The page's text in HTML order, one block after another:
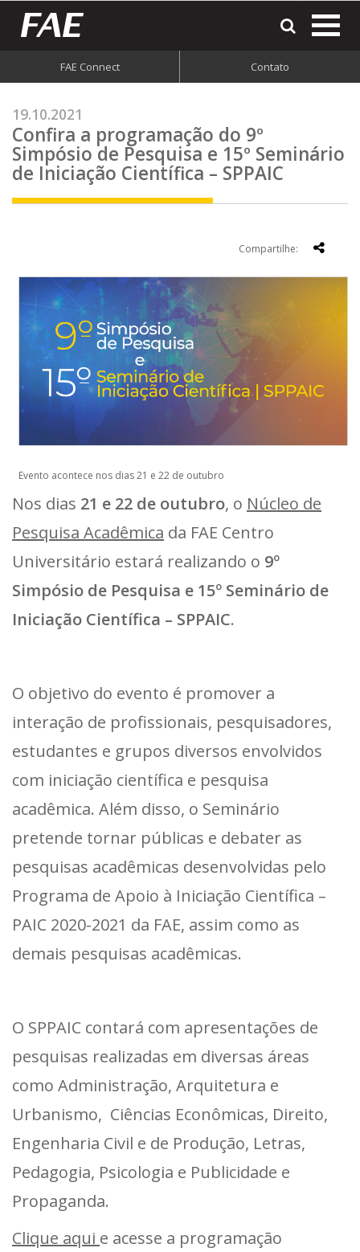
FAE Connect Contato
19.10.2021
Confira a programação do 9º
Simpósio de Pesquisa e 15º Seminário
de Iniciação Científica – SPPAIC
Compartilhe:
Evento acontece nos dias 21 e 22 de outubro
Nos dias 21 e 22 de outubro, o Núcleo de
Pesquisa Acadêmica da FAE Centro
Universitário estará realizando o 9º
Simpósio de Pesquisa e 15º Seminário de
Iniciação Científica – SPPAIC.
O objetivo do evento é promover a
interação de profissionais, pesquisadores,
estudantes e grupos diversos envolvidos
com iniciação científica e pesquisa
acadêmica. Além disso, o Seminário
pretende tornar públicas e debater as
pesquisas acadêmicas desenvolvidas pelo
Programa de Apoio à Iniciação Científica –
PAIC 2020-2021 da FAE, assim como as
demais pesquisas acadêmicas.
O SPPAIC contará com apresentações de
pesquisas realizadas em diversas áreas
como Administração, Arquitetura e
Urbanismo, Ciências Econômicas, Direito,
Engenharia Civil e de Produção, Letras,
Pedagogia, Psicologia e Publicidade e
Propaganda.
Clique aqui e acesse a programação